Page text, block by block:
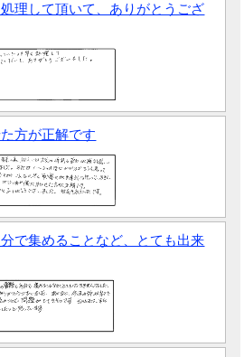
理して頂いて、ありがとうござ
方が正解です
で集めることなど、とても出来